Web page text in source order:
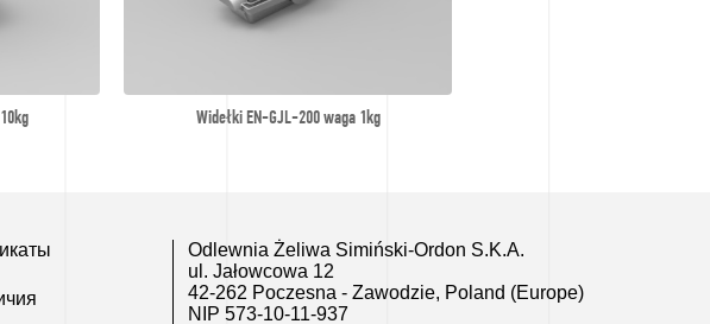
Widełki EN-GJL-200 waga 1kg
Odlewnia Żeliwa Simiński-Ordon S.K.A.
ul. Jałowcowa 12
42-262 Poczesna - Zawodzie, Poland (Europe)
NIP 573-10-11-937